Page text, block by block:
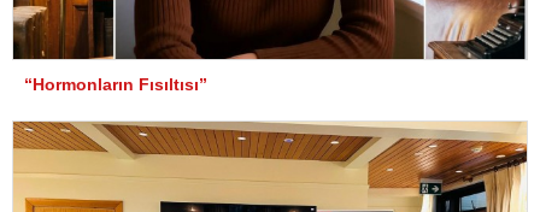
“Hormonların Fısıltısı”